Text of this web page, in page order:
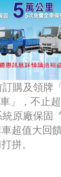
購及領牌
」，不止
原廠保固
超值大回
拼。